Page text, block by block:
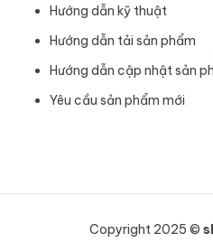
Hướng dẫn kỹ thuật
Hướng dẫn tải sản phẩm
Hướng dẫn cập nhật sản
Yêu cầu sản phẩm mới
Copyright 2025 ©